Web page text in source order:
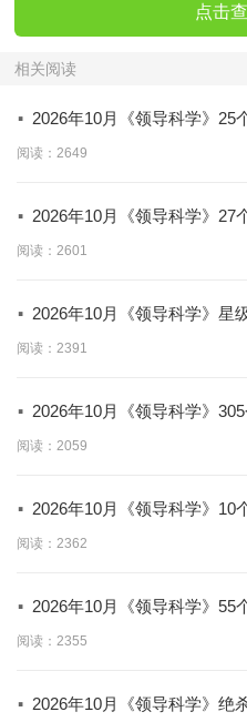
点击
相关阅读
· 2026年10月《领导科学》25
背】
阅读：2649
· 2026年10月《领导科学》27
学】
阅读：2601
· 2026年10月《领导科学》星
阅读：2391
· 2026年10月《领导科学》
阅读：2059
· 2026年10月《领导科学》10
阅读：2362
· 2026年10月《领导科学》55
阅读：2355
· 2026年10月《领导科学》绝